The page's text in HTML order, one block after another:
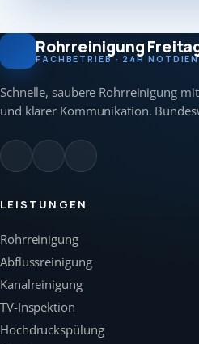
Rohrreinigung
FACHBETRIEB · 24H
Schnelle, saubere Rohrreinigung
und klarer Kommunikation.
LEISTUNGEN
Rohrreinigung
Abflussreinigung
Kanalreinigung
TV-Inspektion
Hochdruckspülung